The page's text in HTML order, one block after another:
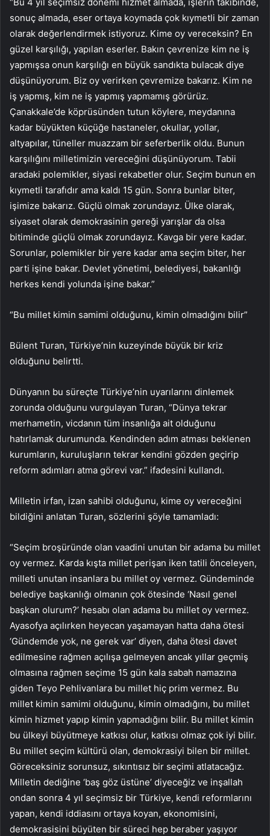
sonuç almada, eser ortaya koymada çok kıymetli bir zaman
olarak değerlendirmek istiyoruz. Kime oy vereceksin? En
güzel karşılığı, yapılan eserler. Bakın çevrenize kim ne iş
yapmışsa onun karşılığı en büyük sandıkta bulacak diye
düşünüyorum. Biz oy verirken çevremize bakarız. Kim ne
iş yapmış, kim ne iş yapmış yapmamış görürüz.
Çanakkale’de köprüsünden tutun köylere, meydanına
kadar büyükten küçüğe hastaneler, okullar, yollar,
altyapılar, tüneller muazzam bir seferberlik oldu. Bunun
karşılığını milletimizin vereceğini düşünüyorum. Tabii
aradaki polemikler, siyasi rekabetler olur. Seçim bunun en
kıymetli tarafıdır ama kaldı 15 gün. Sonra bunlar biter,
işimize bakarız. Güçlü olmak zorundayız. Ülke olarak,
siyaset olarak demokrasinin gereği yarışlar da olsa
bitiminde güçlü olmak zorundayız. Kavga bir yere kadar.
Sorunlar, polemikler bir yere kadar ama seçim biter, her
parti işine bakar. Devlet yönetimi, belediyesi, bakanlığı
herkes kendi yolunda işine bakar.”
“Bu millet kimin samimi olduğunu, kimin olmadığını bilir”
Bülent Turan, Türkiye’nin kuzeyinde büyük bir kriz
olduğunu belirtti.
Dünyanın bu süreçte Türkiye’nin uyarılarını dinlemek
zorunda olduğunu vurgulayan Turan, “Dünya tekrar
merhametin, vicdanın tüm insanlığa ait olduğunu
hatırlamak durumunda. Kendinden adım atması beklenen
kurumların, kuruluşların tekrar kendini gözden geçirip
reform adımları atma görevi var.” ifadesini kullandı.
Milletin irfan, izan sahibi olduğunu, kime oy vereceğini
bildiğini anlatan Turan, sözlerini şöyle tamamladı:
“Seçim broşüründe olan vaadini unutan bir adama bu millet
oy vermez. Karda kışta millet perişan iken tatili önceleyen,
milleti unutan insanlara bu millet oy vermez. Gündeminde
belediye başkanlığı olmanın çok ötesinde ‘Nasıl genel
başkan olurum?’ hesabı olan adama bu millet oy vermez.
Ayasofya açılırken heyecan yaşamayan hatta daha ötesi
‘Gündemde yok, ne gerek var’ diyen, daha ötesi davet
edilmesine rağmen açılışa gelmeyen ancak yıllar geçmiş
olmasına rağmen seçime 15 gün kala sabah namazına
giden Teyo Pehlivanlara bu millet hiç prim vermez. Bu
millet kimin samimi olduğunu, kimin olmadığını, bu millet
kimin hizmet yapıp kimin yapmadığını bilir. Bu millet kimin
bu ülkeyi büyütmeye katkısı olur, katkısı olmaz çok iyi bilir.
Bu millet seçim kültürü olan, demokrasiyi bilen bir millet.
Göreceksiniz sorunsuz, sıkıntısız bir seçimi atlatacağız.
Milletin dediğine ‘baş göz üstüne’ diyeceğiz ve inşallah
ondan sonra 4 yıl seçimsiz bir Türkiye, kendi reformlarını
yapan, kendi iddiasını ortaya koyan, ekonomisini,
demokrasisini büyüten bir süreci hep beraber yaşıyor